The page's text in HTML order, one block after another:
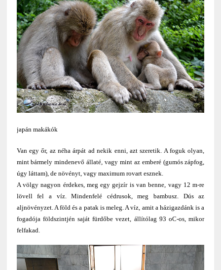
japán makákók
Van egy őr, az néha árpát ad nekik enni, azt szeretik. A foguk olyan,
mint bármely mindenevő állaté, vagy mint az emberé (gumós zápfog,
úgy láttam), de növényt, vagy maximum rovart esznek.
A völgy nagyon érdekes, meg egy gejzír is van benne, vagy 12 m-re
lövell fel a víz. Mindenfelé cédrusok, meg bambusz. Dús az
aljnövényzet. A föld és a patak is meleg. A víz, amit a házigazdánk is a
fogadója földszintjén saját fürdőbe vezet, állítólag 93 oC-os, mikor
felfakad.